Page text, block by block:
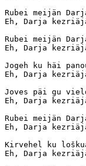
Rubei meijän
Eh, Darja
Rubei meijän
Eh, Darja
Jogeh ku häi
Eh, Darja
Joves päi gu
Eh, Darja
Rubei meijän
Eh, Darja
Kirvehel ku
Eh, Darja